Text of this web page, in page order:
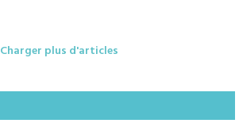
Charger plus d'articles